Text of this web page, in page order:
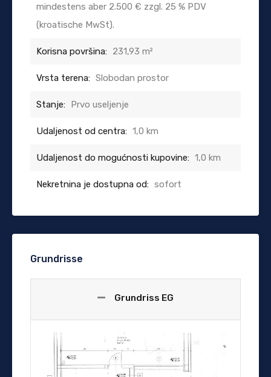
mindestens aber 2.500 € zzgl. 25 % PDV
(kroatische MwSt).
Korisna površina: 231,93 m²
Vrsta terena: Slobodan prostor
Stanje: Prvo useljenje
Udaljenost od centra: 1,0 km
Udaljenost do mogućnosti kupovine: 1,0 km
Nekretnina je dostupna od: sofort
Grundrisse
Grundriss EG